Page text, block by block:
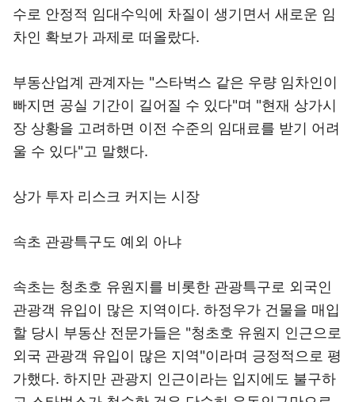
수로 안정적 임대수익에 차질이 생기면서 새로운 임
차인 확보가 과제로 떠올랐다.
부동산업계 관계자는 "스타벅스 같은 우량 임차인이
빠지면 공실 기간이 길어질 수 있다"며 "현재 상가시
장 상황을 고려하면 이전 수준의 임대료를 받기 어려
울 수 있다"고 말했다.
상가 투자 리스크 커지는 시장
속초 관광특구도 예외 아냐
속초는 청초호 유원지를 비롯한 관광특구로 외국인
관광객 유입이 많은 지역이다. 하정우가 건물을 매입
할 당시 부동산 전문가들은 "청초호 유원지 인근으로
외국 관광객 유입이 많은 지역"이라며 긍정적으로 평
가했다. 하지만 관광지 인근이라는 입지에도 불구하